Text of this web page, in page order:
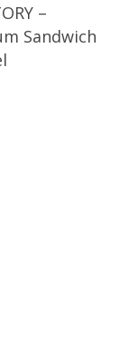
–
Sandwich